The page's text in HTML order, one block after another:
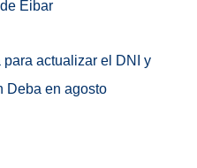
Eibar
para actualizar el DNI y
Deba en agosto